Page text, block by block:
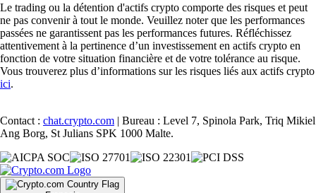
Le trading ou la détention d'actifs crypto comporte des risques et peut
ne pas convenir à tout le monde. Veuillez noter que les performances
passées ne garantissent pas les performances futures. Réfléchissez
attentivement à la pertinence d’un investissement en actifs crypto en
fonction de votre situation financière et de votre tolérance au risque.
Vous trouverez plus d’informations sur les risques liés aux actifs crypto
ici.
Contact : chat.crypto.com | Bureau : Level 7, Spinola Park, Triq Mikiel
Ang Borg, St Julians SPK 1000 Malte.